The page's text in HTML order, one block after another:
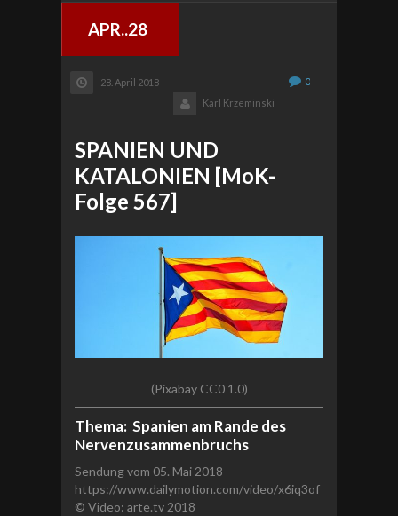
APR..28
28. April 2018
0
Karl Krzeminski
SPANIEN UND
KATALONIEN [MoK-
Folge 567]
(Pixabay CC0 1.0)
Thema: Spanien am Rande des
Nervenzusammenbruchs
Sendung vom 05. Mai 2018
https://www.dailymotion.com/video/x6iq3of
© Video: arte.tv 2018